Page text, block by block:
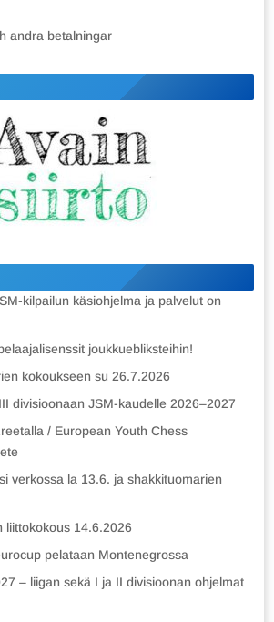
andra betalningar
kilpailun käsiohjelma ja palvelut on
joukkuebliksteihin!
kokoukseen su 26.7.2026
divisioonaan JSM-kaudelle 2026–2027
/ European Youth Chess
verkossa la 13.6. ja shakkituomarien
liittokokous 14.6.2026
pelataan Montenegrossa
– liigan sekä I ja II divisioonan ohjelmat